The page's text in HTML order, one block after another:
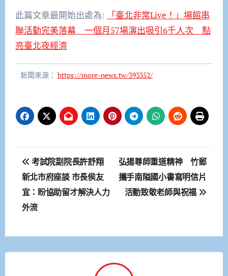
此篇文章最開始出處為:
「臺北非常Live！」場館串
聯活動完美落幕 一個月57場演出吸引6千人次 點
亮臺北夜經濟
新聞來源： https://more-news.tw/393352/
文
章
導
考試院副院長許舒翔
新北市府座談 市長侯友
宜：盼協助留才解決人力
外流
弘揚尊師重道精神 竹郵
攜手南隘國小書寫明信片
活動致敬老師與祝福